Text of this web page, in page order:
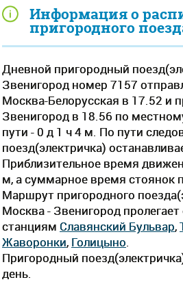
Информация о
пригородного
Дневной пригородный
Звенигород номер 7157
Москва-Белорусская в 17.52 и
Звенигород в 18.56 по
пути - 0 д 1 ч 4 м. По пути
поезд(электричка)
Приблизительное время
м, а суммарное время стоянок
Маршрут пригородного
Москва - Звенигород
станциям Славянский Бульвар,
Жаворонки, Голицыно
Пригородный
день.